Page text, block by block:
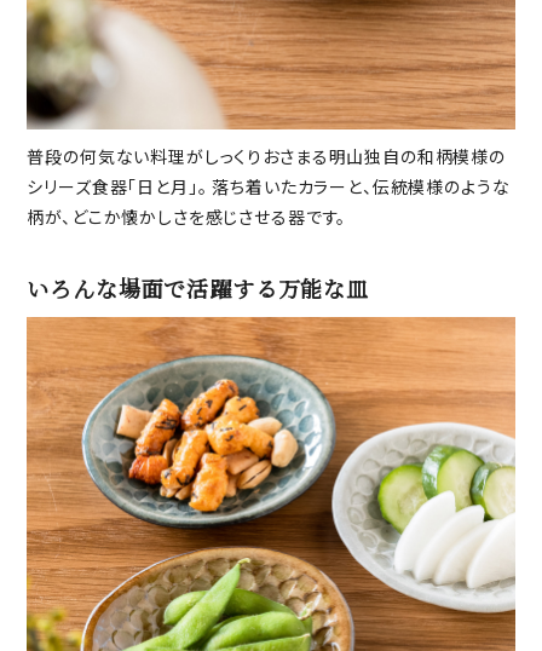
普段の何気ない料理がしっくりおさまる明山独自の和柄模様の
シリーズ食器「日と月」。 落ち着いたカラーと、伝統模様のような
柄が、どこか懐かしさを感じさせる器です。
いろんな場面で活躍する万能な皿